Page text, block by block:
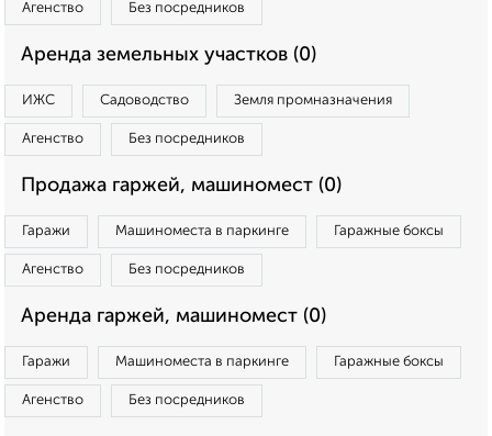
Агенство Без посредников
Аренда земельных участков (0)
ИЖС Садоводство Земля промназначения
Агенство Без посредников
Продажа гаржей, машиномест (0)
Гаражи Машиноместа в паркинге Гаражные боксы
Агенство Без посредников
Аренда гаржей, машиномест (0)
Гаражи Машиноместа в паркинге Гаражные боксы
Агенство Без посредников